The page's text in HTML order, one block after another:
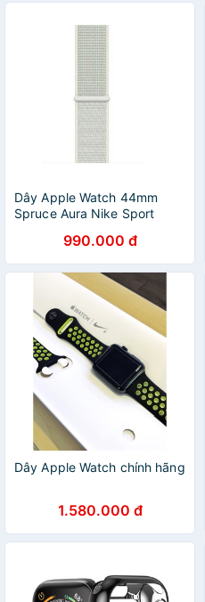
Dây Apple Watch 44mm
Spruce Aura Nike Sport
990.000 đ
Dây Apple Watch chính hãng
1.580.000 đ